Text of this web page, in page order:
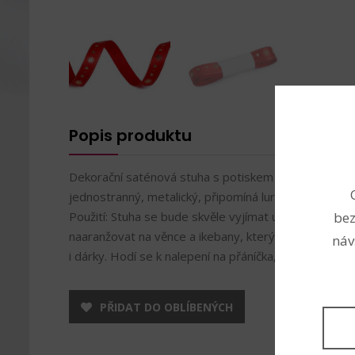
Popis produktu
Dekorační saténová stuha s potiskem srdcí a vloček
jednostranný, metalický, připomíná lurex.
Použití: Stuha se bude skvěle vyjímat u vánočních
naaranžovat na věnce a ikebany, kterým dodá punc
i dárky. Hodí se k nalepení na přáníčka, alba, deníky
PŘIDAT DO OBLÍBENÝCH